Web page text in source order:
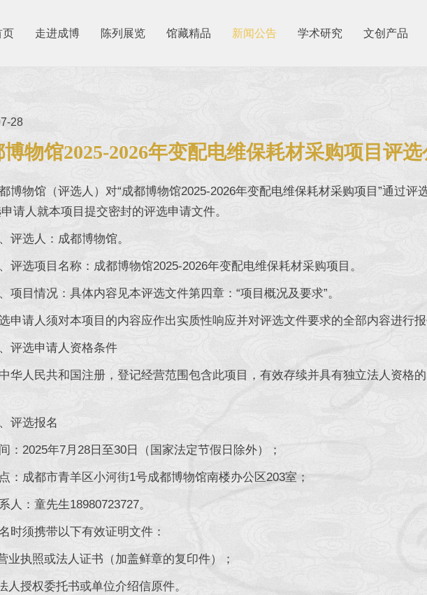
页 走进成博 陈列展览 馆藏精品 新闻公告 学术研究 文创产品
28
博物馆2025-2026年变配电维保耗材采购项目评
物馆（评选人）对“成都博物馆2025-2026年变配电维保耗材采购项目”通过评
请人就本项目提交密封的评选申请文件。
选人：成都博物馆。
选项目名称：成都博物馆2025-2026年变配电维保耗材采购项目。
目情况：具体内容见本评选文件第四章：“项目概况及要求”。
请人须对本项目的内容应作出实质性响应并对评选文件要求的全部内容进行报
选申请人资格条件
人民共和国注册，登记经营范围包含此项目，有效存续并具有独立法人资格
选报名
2025年7月28日至30日（国家法定节假日除外）；
成都市青羊区小河街1号成都博物馆南楼办公区203室；
：童先生18980723727。
须携带以下有效证明文件：
执照或法人证书（加盖鲜章的复印件）；
授权委托书或单位介绍信原件。